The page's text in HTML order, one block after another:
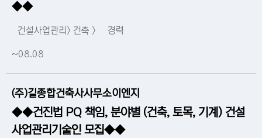
◆◆
건설사업관리> 건축 > 경력
~08.08
(주)길종합건축사사무소이엔지
◆◆건진법 PQ 책임, 분야별 (건축, 토목, 기계) 건설
사업관리기술인 모집◆◆